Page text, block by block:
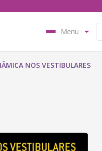
Menu
NOS VESTIBULARES